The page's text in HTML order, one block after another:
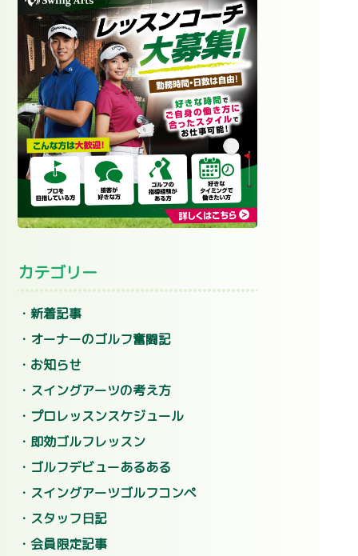
カテゴリー
新着記事
オーナーのゴルフ奮闘記
お知らせ
スイングアーツの考え方
プロレッスンスケジュール
即効ゴルフレッスン
ゴルフデビューあるある
スイングアーツゴルフコンペ
スタッフ日記
会員限定記事